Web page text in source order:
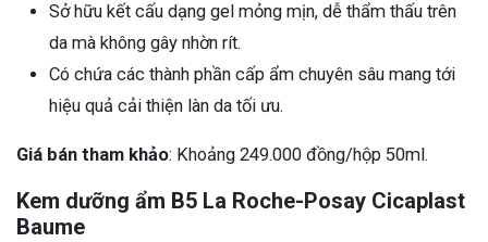
Sở hữu kết cấu dạng gel mỏng mịn, dễ thẩm thấu trên
da mà không gây nhờn rít.
Có chứa các thành phần cấp ẩm chuyên sâu mang tới
hiệu quả cải thiện làn da tối ưu.
Giá bán tham khảo: Khoảng 249.000 đồng/hộp 50ml.
Kem dưỡng ẩm B5 La Roche-Posay Cicaplast
Baume